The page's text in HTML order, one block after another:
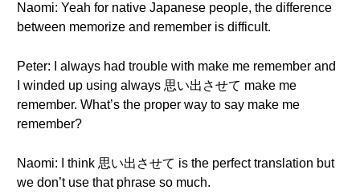
Naomi: Yeah for native Japanese people, the difference
between memorize and remember is difficult.
Peter: I always had trouble with make me remember and
I winded up using always 思い出させて make me
remember. What’s the proper way to say make me
remember?
Naomi: I think 思い出させて is the perfect translation but
we don’t use that phrase so much.